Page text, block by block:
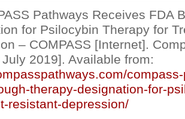
Pathways Receives FDA
for Psilocybin Therapy for
– COMPASS [Internet].
2019]. Available from:
therapy-designation-for-
resistant-depression/